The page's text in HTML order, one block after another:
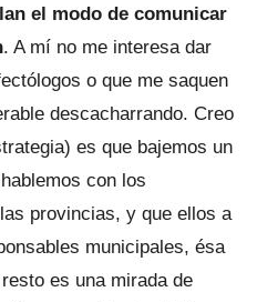
el modo de comunicar
. A mí no me interesa dar
o que me saquen
descacharrando. Creo
es que bajemos un
con los
provincias, y que ellos a
municipales, ésa
es una mirada de